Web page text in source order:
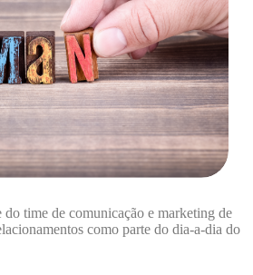
time de comunicação e marketing de
como parte do dia-a-dia do